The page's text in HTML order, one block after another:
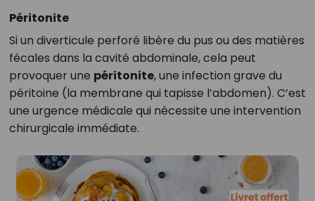
Péritonite
Si un diverticule perforé libère du pus ou des matières
fécales dans la cavité abdominale, cela peut
provoquer une péritonite, une infection grave du
péritoine (la membrane qui tapisse l’abdomen). C’est
une urgence médicale qui nécessite une intervention
chirurgicale immédiate.